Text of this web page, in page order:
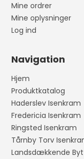
Mine ordrer
Mine oplysninger
Log ind
Navigation
Hjem
Produktkatalog
Haderslev Isenkram
Fredericia Isenkram
Ringsted Isenkram
Tårnby Torv
Landsdækkende